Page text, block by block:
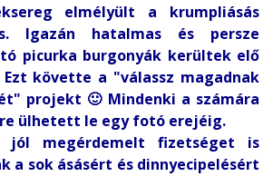
elmélyült a krumpliásás
Igazán hatalmas és persze
picurka burgonyák kerültek elő
követte a "válassz magadnak
projekt 🙂 Mindenki a számára
ülhetett le egy fotó erejéig.
jól megérdemelt fizetséget is
a sok ásásért és dinnyecipelésért